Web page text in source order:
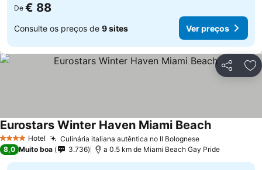
De € 88
Consulte os preços de 9 sites Ver preços
Partilhar
4 EstrelasHotel Culinária italiana autêntica no Il BologneseVer preços
Eurostars Winter Haven Miami BeachVer preços
8,0 Muito boa 3.736 a 0.5 km de Miami Beach Gay Pride